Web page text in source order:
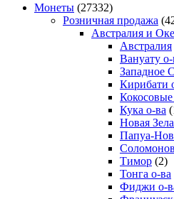
Монеты (27332)
Розничная продажа
Австралия и
Австралия
Вануату о-
Западное
Кирибати
Кокосовые
Кука о-ва
Новая
Папуа-
Тимор (2)
Тонга о-ва
Фиджи о-